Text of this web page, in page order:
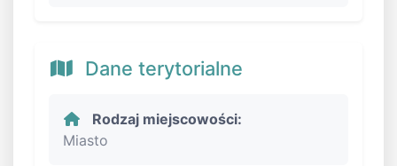
Dane terytorialne
Rodzaj miejscowości:
Miasto